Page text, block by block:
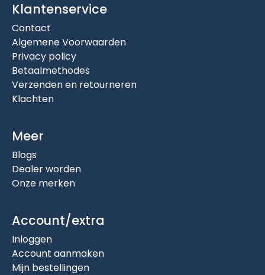
Klantenservice
Contact
Algemene Voorwaarden
Privacy policy
Betaalmethodes
Verzenden en retourneren
Klachten
Meer
Blogs
Dealer worden
Onze merken
Account/extra
Inloggen
Account aanmaken
Mijn bestellingen